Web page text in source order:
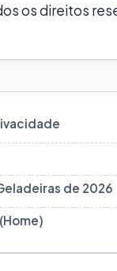
os direitos
de 2026